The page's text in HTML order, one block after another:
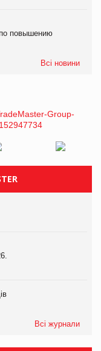
повышению
Всі новини
Всі журнали